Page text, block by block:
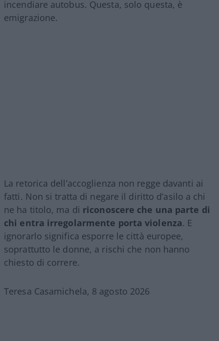
incendiare autobus. Questa, solo questa, è
emigrazione.
La retorica dell’accoglienza non regge davanti ai
fatti. Non si tratta di negare il diritto d’asilo a chi
ne ha titolo, ma di riconoscere che una parte di
chi entra irregolarmente porta violenza. E
ignorarlo significa esporre le città europee,
soprattutto le donne, a rischi che non hanno
chiesto di correre.
Teresa Casamichela, 8 agosto 2026